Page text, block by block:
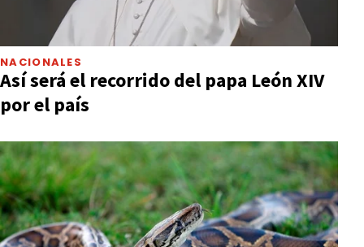
NACIONALES
Así será el recorrido del papa León XIV
por el país